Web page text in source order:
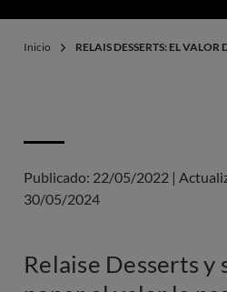
Inicio RELAIS DESSERTS: EL VALOR
Publicado: 22/05/2022 |
30/05/2024
Relaise Desserts y